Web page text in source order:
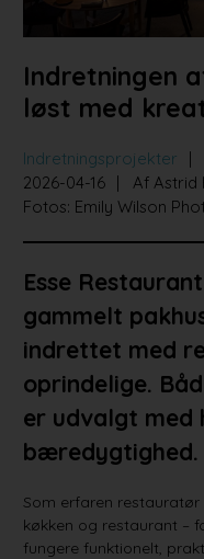
Indretningen
løst med
Indretningsprojekter
2026-04-16
Af Astrid
Fotos: Emily Wilson
Esse
gammelt
indrettet med
oprindelige.
er udvalgt med
bæredygtighed.
Som erfaren
køkken og restaurant –
fungere funktionelt,